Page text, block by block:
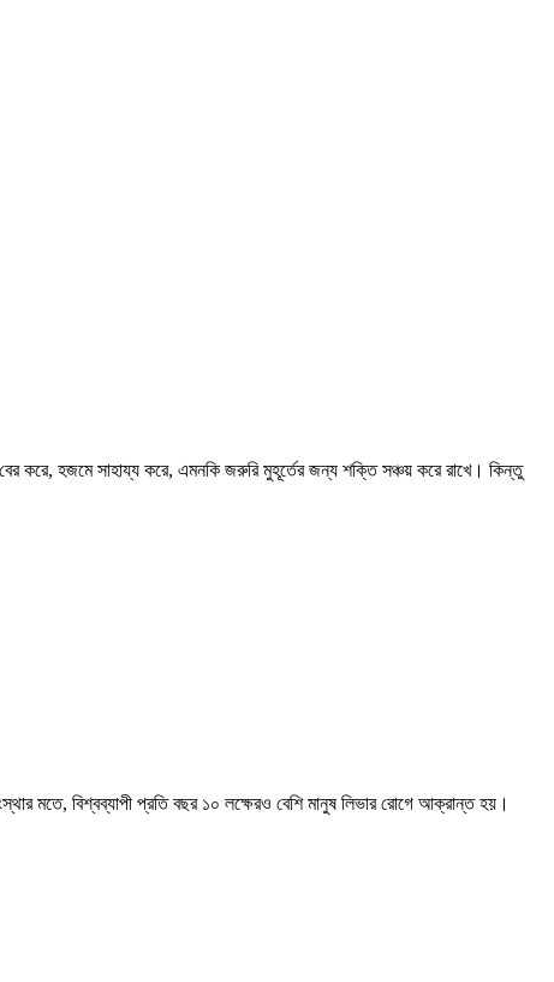
করে, হজমে সাহায্য করে, এমনকি জরুরি মুহূর্তের জন্য শক্তি সঞ্চয় করে রাখে। কিন্তু
মতে, বিশ্বব্যাপী প্রতি বছর ১০ লক্ষেরও বেশি মানুষ লিভার রোগে আক্রান্ত হয়।